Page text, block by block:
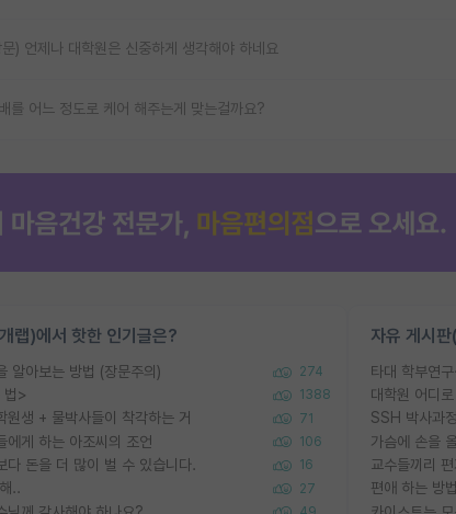
문) 언제나 대학원은 신중하게 생각해야 하네요
를 어느 정도로 케어 해주는게 맞는걸까요?
랩)에서 핫한 인기글은?
알아보는 방법 (장문주의) 274
법> 1388
원생 + 물박사들이 착각하는 거 71
에게 하는 아조씨의 조언 106
다 돈을 더 많이 벌 수 있습니다. 16
.. 27
자유 게시
타대 학부연
대학원 어디
가슴에 손을
교수들끼리
편애 하는 방법